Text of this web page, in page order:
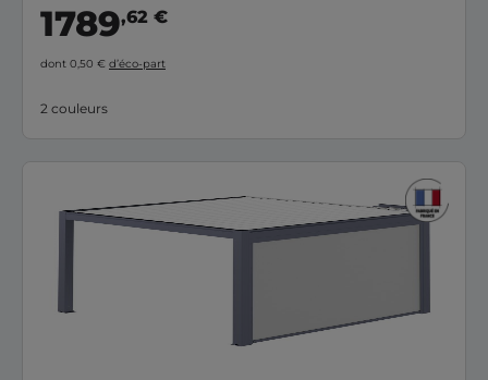
1789,62 €
dont 0,50 € d’éco-part
2 couleurs